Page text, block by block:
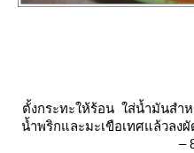
ตั้งกระทะให้ร้อน ใส่น้ำมันส
น้ำพริกและมะเขือเทศแล้วล
–